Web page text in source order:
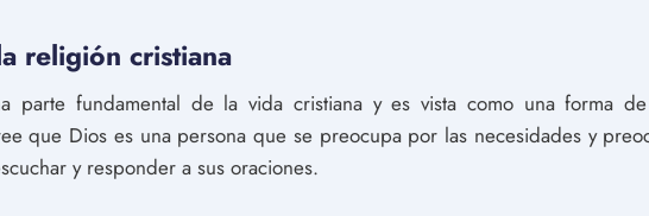
religión cristiana
parte fundamental de la vida cristiana y es vista como una forma
que Dios es una persona que se preocupa por las necesidades y
y responder a sus oraciones.